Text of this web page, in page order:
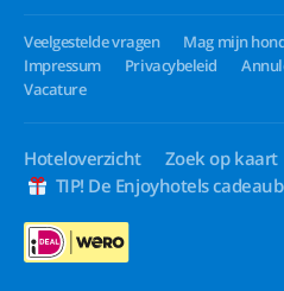
Veelgestelde vragen Mag mijn
Impressum
Privacybeleid
Vacature
Hoteloverzicht Zoek op kaart
TIP! De Enjoyhotels